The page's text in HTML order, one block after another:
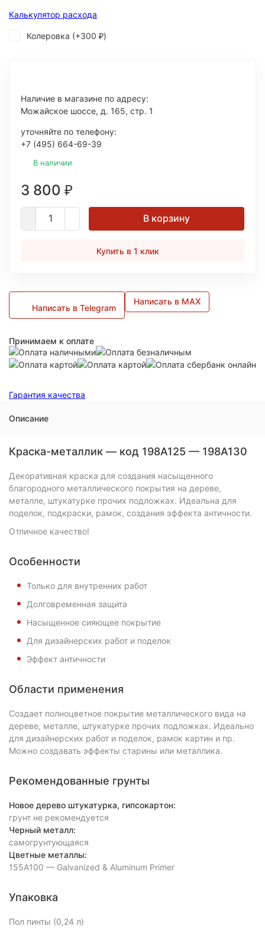
Калькулятор расхода
Колеровка (+300 ₽)
Наличие в магазине по адресу:
Можайское шоссе, д. 165, стр. 1
уточняйте по телефону:
+7 (495) 664-69-39
В наличии
3 800 ₽
В корзину
Купить в 1 клик
Написать в Telegram
Написать в MAX
Принимаем к оплате
Гарантия качества
Описание
Краска-металлик — код 198A125 — 198A130
Декоративная краска для создания насыщенного
благородного металлического покрытия на дереве,
металле, штукатурке прочих подложках. Идеальна для
поделок, подкраски, рамок, создания эффекта античности.
Отличное качество!
Особенности
Только для внутренних работ
Долговременная защита
Насыщенное сияющее покрытие
Для дизайнерских работ и поделок
Эффект античности
Области применения
Создает полноцветное покрытие металлического вида на
дереве, металле, штукатурке прочих подложках. Идеально
для дизайнерских работ и поделок, рамок картин и пр.
Можно создавать эффекты старины или металлика.
Рекомендованные грунты
Новое дерево штукатурка, гипсокартон:
грунт не рекомендуется
Черный металл:
самогрунтующаяся
Цветные металлы:
155A100 — Galvanized & Aluminum Primer
Упаковка
Пол пинты (0,24 л)